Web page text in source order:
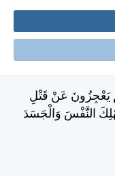
يَعْجِزُونَ عَنْ قَتْلِ
النَّفْسَ وَالْجَسَدَ